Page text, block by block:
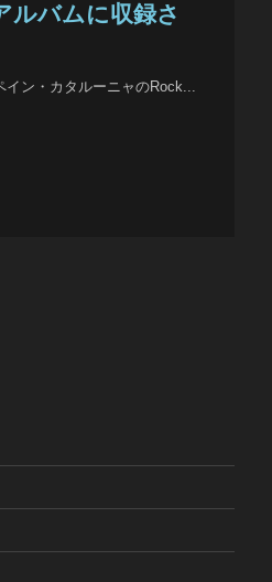
ルバムに収録さ
イン・カタルーニャのRock...